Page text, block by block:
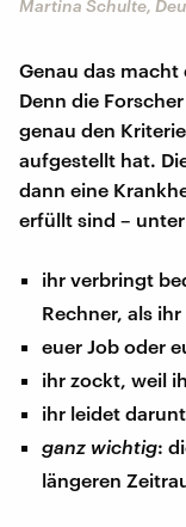
Martina Schulte,
Genau das
Denn die
genau den
aufgestellt hat.
dann eine
erfüllt sind –
ihr verbringt
Rechner, als
euer Job oder
ihr zockt, weil
ihr leidet
ganz wichtig:
längeren